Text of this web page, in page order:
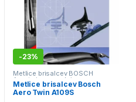
-23%
Metlice brisalcev BOSCH
Aerotwin - spredaj
Metlice brisalcev Bosch
Aero Twin A109S